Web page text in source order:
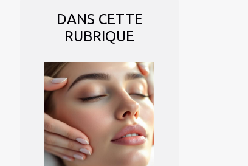
DANS CETTE
RUBRIQUE